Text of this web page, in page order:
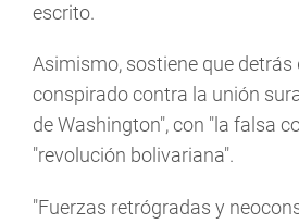
escrito.
Asimismo, sostiene que
conspirado contra la unión
de Washington", con "la falsa
"revolución bolivariana".
"Fuerzas retrógradas y